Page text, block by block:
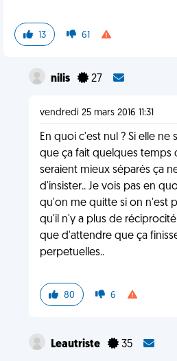
13 61
nilis 27
vendredi 25 mars 2016 11:31
En quoi c'est nul ? Si elle ne
que ça fait quelques temps
seraient mieux séparés ça
d'insister.. Je vois pas en
qu'on me quitte si on n'est
qu'il n'y a plus de
que d'attendre que ça
perpetuelles..
80 6
Leautriste 35